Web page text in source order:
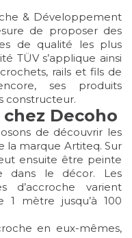
& Développement
de proposer des
de qualité les plus
TÜV s’applique ainsi
rails et fils de
ses produits
constructeur.
Decoho
de découvrir les
la marque Artiteq. Sur
ensuite être peinte
dans le décor. Les
d’accroche varient
1 mètre jusqu’à 100
en eux-mêmes,